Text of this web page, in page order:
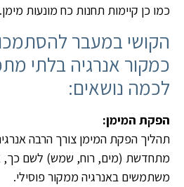
כמו כן קיימות תחנות כח מונעות מימן.
הקושי במעבר
כמקור אנרגיה בלתי
לכמה נושאים:
הפקת המימן:
תהליך הפקת המימן צורך הרבה
מתחדשת (מים, רוח, שמש) לשם כך,
משתמשים באנרגיה ממקור פוסילי.